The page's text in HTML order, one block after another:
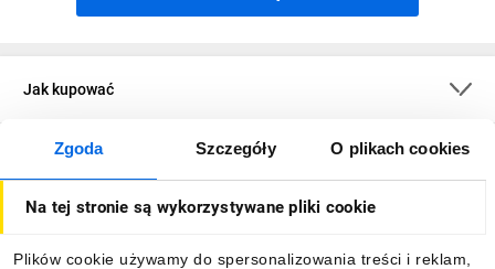
Zgoda Szczegóły O plikach cookies
Na tej stronie są wykorzystywane pliki cookie
Plików cookie używamy do spersonalizowania treści i reklam,
Jak kupować
O firmie